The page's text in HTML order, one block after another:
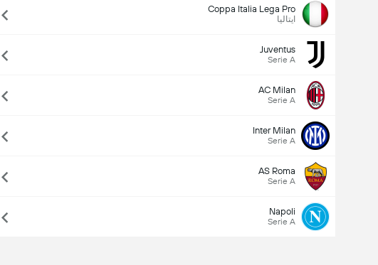
Coppa Italia Lega Pro
ایتالیا
Juventus
Serie A
AC Milan
Serie A
Inter Milan
Serie A
AS Roma
Serie A
Napoli
Serie A